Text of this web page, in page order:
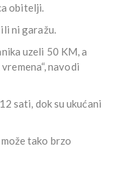
obitelji.
ni garažu.
uzeli 50 KM, a
navodi
sati, dok su ukućani
tako brzo